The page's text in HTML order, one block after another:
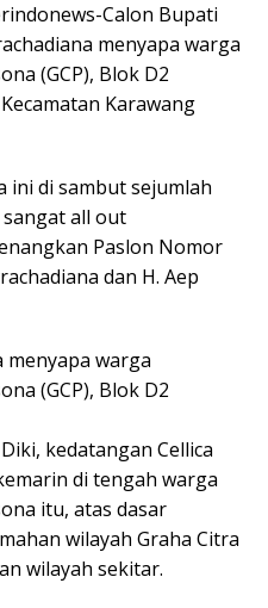
Calon Bupati
menyapa warga
(GCP), Blok D2
Karawang
ini di sambut sejumlah
all out
Paslon Nomor
dan H. Aep
menyapa warga
(GCP), Blok D2
kedatangan Cellica
di tengah warga
itu, atas dasar
wilayah Graha Citra
wilayah sekitar.